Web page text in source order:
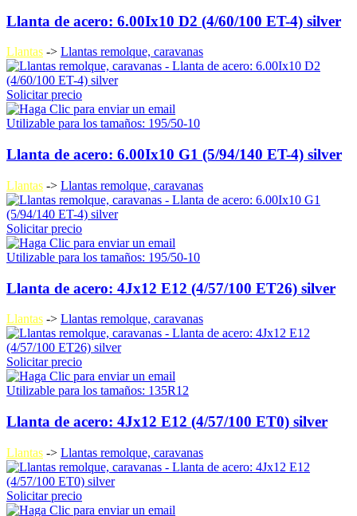
Llanta de acero: 6.00Ix10 D2 (4/60/100 ET-4) silver
Llantas -> Llantas remolque, caravanas
Solicitar precio
Utilizable para los tamaños: 195/50-10
Llanta de acero: 6.00Ix10 G1 (5/94/140 ET-4) silver
Llantas -> Llantas remolque, caravanas
Solicitar precio
Utilizable para los tamaños: 195/50-10
Llanta de acero: 4Jx12 E12 (4/57/100 ET26) silver
Llantas -> Llantas remolque, caravanas
Solicitar precio
Utilizable para los tamaños: 135R12
Llanta de acero: 4Jx12 E12 (4/57/100 ET0) silver
Llantas -> Llantas remolque, caravanas
Solicitar precio